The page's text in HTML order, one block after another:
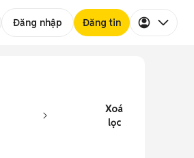
Đăng nhập Đăng tin
Xoá
lọc